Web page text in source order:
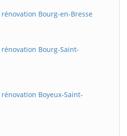
Bourg-en-Bresse
Bourg-Saint-
Boyeux-Saint-